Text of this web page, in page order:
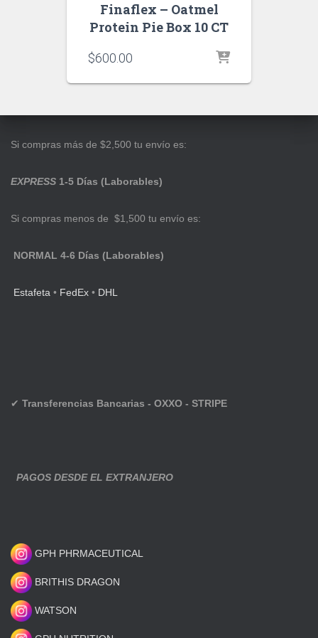
Finaflex – Oatmel
Protein Pie Box 10 CT
$600.00
Si compras más de $2,500 tu envío es:
EXPRESS 1-5 Días (Laborables)
Si compras menos de $1,500 tu envío es:
NORMAL 4-6 Días (Laborables)
Estafeta • FedEx • DHL
✔ Transferencias Bancarias - OXXO - STRIPE
PAGOS DESDE EL EXTRANJERO
GPH PHRMACEUTICAL
BRITHIS DRAGON
WATSON